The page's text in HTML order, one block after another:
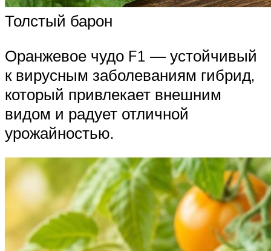
Толстый барон
Оранжевое чудо F1 — устойчивый
к вирусным заболеваниям гибрид,
который привлекает внешним
видом и радует отличной
урожайностью.